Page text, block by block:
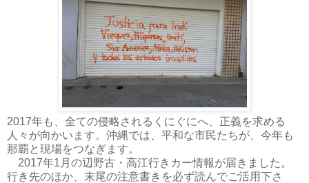
2017年も、全ての侵略されるくにぐにへ、正義を求める
人々が向かいます。沖縄では、平和な市民たちが、今年も
那覇と現場をつなぎます。
2017年1月の辺野古・高江行きカー情報が届きました。
行き先のほか、末尾の注意書きを必ず読んでご活用下さ